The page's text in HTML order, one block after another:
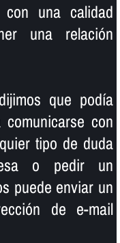
una calidad
una relación
que podí­a
con
tipo de duda
o pedir un
puede enviar un
de e-mail